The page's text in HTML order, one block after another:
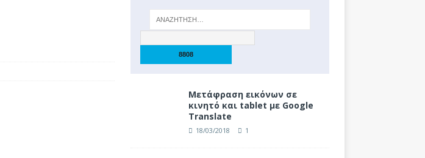
Μετάφραση εικόνων σε
κινητό και tablet με Google
Translate
18/03/2018 1